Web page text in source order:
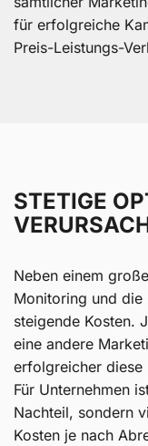
für erfolgreiche
Preis-Leistungs-
STETIGE
Neben einem
Monitoring und die
steigende Kosten.
eine andere
erfolgreicher diese
Für Unternehmen
Nachteil, sondern
Kosten je nach